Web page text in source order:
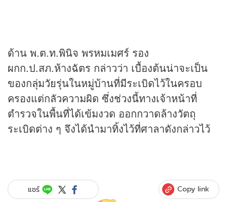
ด้าน พ.ต.ท.พินิจ พรหมเมศร์ รอง
ผกก.ป.สภ.ห้างฉัตร กล่าวว่า เบื้องต้นน่าจะเป็น
ของกลุ่มวัยรุ่นในหมู่บ้านที่มีระเบิดไว้ในครอบ
ครองแต่กลัวความผิด ซึ่งช่วงนี้ทางเจ้าหน้าที่
ตำรวจในพื้นที่ได้เข้มงวด ออกกวาดล้างวัตถุ
ระเบิดต่าง ๆ จึงได้นำมาทิ้งไว้ที่ศาลาดังกล่าวไว้
แชร์ Copy link